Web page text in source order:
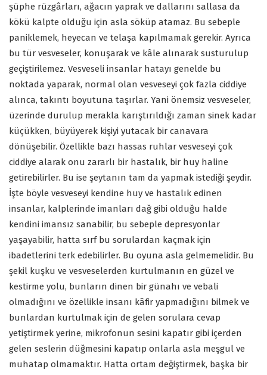
şüphe rüzgârları, ağacın yaprak ve dallarını sallasa da
kökü kalpte olduğu için asla söküp atamaz. Bu sebeple
paniklemek, heyecan ve telaşa kapılmamak gerekir. Ayrıca
bu tür vesveseler, konuşarak ve kâle alınarak susturulup
geçiştirilemez. Vesveseli insanlar hatayı genelde bu
noktada yaparak, normal olan vesveseyi çok fazla ciddiye
alınca, takıntı boyutuna taşırlar. Yani önemsiz vesveseler,
üzerinde durulup merakla karıştırıldığı zaman sinek kadar
küçükken, büyüyerek kişiyi yutacak bir canavara
dönüşebilir. Özellikle bazı hassas ruhlar vesveseyi çok
ciddiye alarak onu zararlı bir hastalık, bir huy haline
getirebilirler. Bu ise şeytanın tam da yapmak istediği şeydir.
İşte böyle vesveseyi kendine huy ve hastalık edinen
insanlar, kalplerinde imanları dağ gibi olduğu halde
kendini imansız sanabilir, bu sebeple depresyonlar
yaşayabilir, hatta sırf bu sorulardan kaçmak için
ibadetlerini terk edebilirler. Bu oyuna asla gelmemelidir. Bu
şekil kuşku ve vesveselerden kurtulmanın en güzel ve
kestirme yolu, bunların dinen bir günahı ve vebali
olmadığını ve özellikle insanı kâfir yapmadığını bilmek ve
bunlardan kurtulmak için de gelen sorulara cevap
yetiştirmek yerine, mikrofonun sesini kapatır gibi içerden
gelen seslerin düğmesini kapatıp onlarla asla meşgul ve
muhatap olmamaktır. Hatta ortam değiştirmek, başka bir